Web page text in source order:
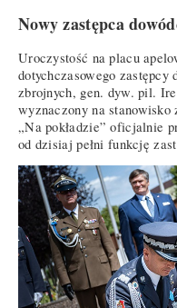
Nowy zastępca
Uroczystość na placu
dotychczasowego zastępcy
zbrojnych, gen. dyw. pil.
wyznaczony na stanowisko
„Na pokładzie” oficjalnie
od dzisiaj pełni funkcję